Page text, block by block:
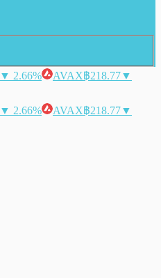
▼ 2.66% AVAX฿218.77▼
▼ 2.66% AVAX฿218.77▼